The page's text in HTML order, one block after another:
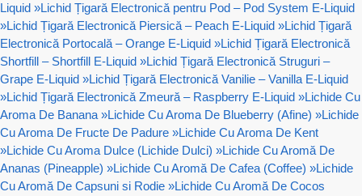
Liquid »Lichid Țigară Electronică pentru Pod – Pod System E-Liquid
»Lichid Țigară Electronică Piersică – Peach E-Liquid »Lichid Țigară
Electronică Portocală – Orange E-Liquid »Lichid Țigară Electronică
Shortfill – Shortfill E-Liquid »Lichid Țigară Electronică Struguri –
Grape E-Liquid »Lichid Țigară Electronică Vanilie – Vanilla E-Liquid
»Lichid Țigară Electronică Zmeură – Raspberry E-Liquid »Lichide Cu
Aroma De Banana »Lichide Cu Aroma De Blueberry (Afine) »Lichide
Cu Aroma De Fructe De Padure »Lichide Cu Aroma De Kent
»Lichide Cu Aroma Dulce (Lichide Dulci) »Lichide Cu Aromă De
Ananas (Pineapple) »Lichide Cu Aromă De Cafea (Coffee) »Lichide
Cu Aromă De Capsuni si Rodie »Lichide Cu Aromă De Cocos